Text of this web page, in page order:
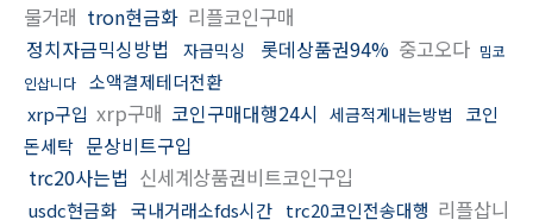
물거래 tron현금화 리플코인구매
정치자금믹싱방법
자금믹싱 롯데상품권94% 중고오다 밈코
인삽니다
소액결제테더전환
xrp구입 xrp구매 코인구매대행24시 세금적게내는방법
코인
돈세탁 문상비트구입
trc20사는법 신세계상품권비트코인구입
usdc현금화 국내거래소fds시간 trc20코인전송대행 리플삽니